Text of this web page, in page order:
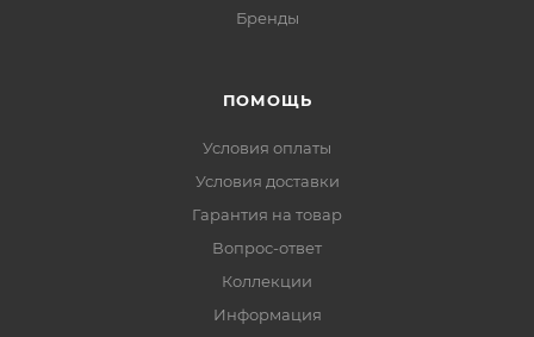
Бренды
ПОМОЩЬ
Условия оплаты
Условия доставки
Гарантия на товар
Вопрос-ответ
Коллекции
Информация